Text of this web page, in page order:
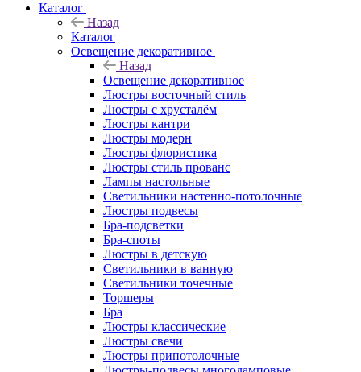
Каталог
Назад
Каталог
Освещение декоративное
Назад
Освещение декоративное
Люстры восточный стиль
Люстры с хрусталём
Люстры кантри
Люстры модерн
Люстры флористика
Люстры стиль прованс
Лампы настольные
Светильники настенно-потолочные
Люстры подвесы
Бра-подсветки
Бра-споты
Люстры в детскую
Светильники в ванную
Светильники точечные
Торшеры
Бра
Люстры классические
Люстры свечи
Люстры припотолочные